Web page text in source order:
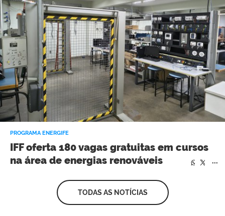
PROGRAMA ENERGIFE
IFF oferta 180 vagas gratuitas em cursos
na área de energias renováveis
...
...
TODAS AS NOTÍCIAS